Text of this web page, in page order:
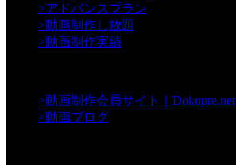
>アドバンスプラン
>動画制作し放題
>動画制作実績
>動画制作会員サイト｜Dokopre.net
>動画ブログ